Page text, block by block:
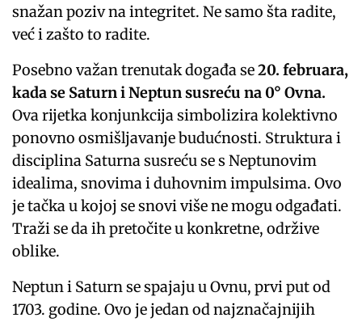
snažan poziv na integritet. Ne samo šta radite,
već i zašto to radite.
Posebno važan trenutak događa se20. februara,
kada se Saturn i Neptun susreću na 0° Ovna.
Ova rijetka konjunkcija simbolizira kolektivno
ponovno osmišljavanje budućnosti. Struktura i
disciplina Saturna susreću se s Neptunovim
idealima, snovima i duhovnim impulsima. Ovo
je tačka u kojoj se snovi više ne mogu odgađati.
Traži se da ih pretočite u konkretne, održive
oblike.
Neptun i Saturn se spajaju u Ovnu, prvi put od
1703. godine. Ovo je jedan od najznačajnijih